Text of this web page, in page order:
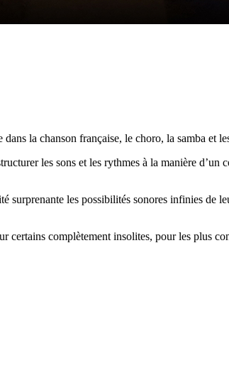
la chanson française, le choro, la samba et
les sons et les rythmes à la manière d’un
les possibilités sonores infinies de
certains complètement insolites, pour les plus